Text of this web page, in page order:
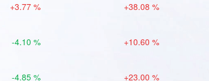
+3.77 % +38.08 %
-4.10 % +10.60 %
-4.85 % +23.00 %